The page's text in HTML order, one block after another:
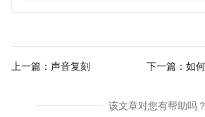
上一篇： 声音复刻 下一篇： 如
该文章对您有帮助吗？